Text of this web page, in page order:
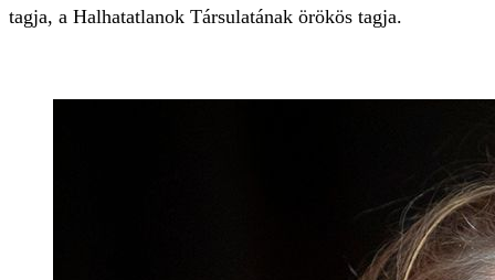
tagja, a Halhatatlanok Társulatának örökös tagja.